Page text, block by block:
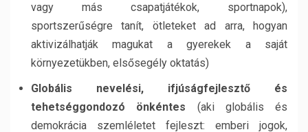
vagy más csapatjátékok, sportnapok),
sportszerűségre tanít, ötleteket ad arra, hogyan
aktivizálhatják magukat a gyerekek a saját
környezetükben, elsősegély oktatás)
Globális nevelési, ifjúságfejlesztő és
tehetséggondozó önkéntes (aki globális és
demokrácia szemléletet fejleszt: emberi jogok,